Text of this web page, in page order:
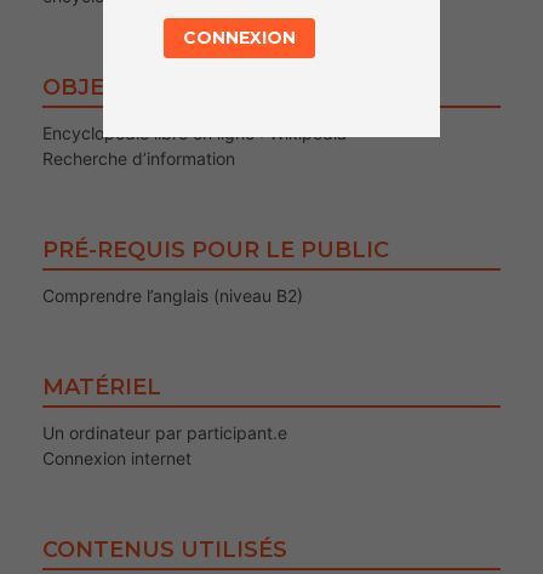
OBJECTIFS
Encyclopédie libre en ligne : Wikipédia
Recherche d’information
PRÉ-REQUIS POUR LE PUBLIC
Comprendre l’anglais (niveau B2)
MATÉRIEL
Un ordinateur par participant.e
Connexion internet
CONTENUS UTILISÉS
CONNEXION